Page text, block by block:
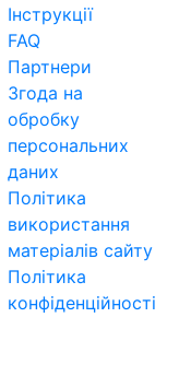
Інструкції
FAQ
Партнери
Згода на
обробку
персональних
даних
Політика
використання
матеріалів сайту
Політика
конфіденційності